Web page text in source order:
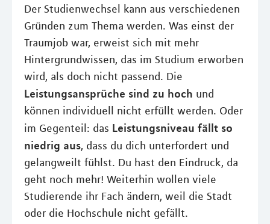
Der Studienwechsel kann aus verschiedenen
Gründen zum Thema werden. Was einst der
Traumjob war, erweist sich mit mehr
Hintergrundwissen, das im Studium erworben
wird, als doch nicht passend. Die
Leistungsansprüche sind zu hoch und
können individuell nicht erfüllt werden. Oder
im Gegenteil: das Leistungsniveau fällt so
niedrig aus, dass du dich unterfordert und
gelangweilt fühlst. Du hast den Eindruck, da
geht noch mehr! Weiterhin wollen viele
Studierende ihr Fach ändern, weil die Stadt
oder die Hochschule nicht gefällt.